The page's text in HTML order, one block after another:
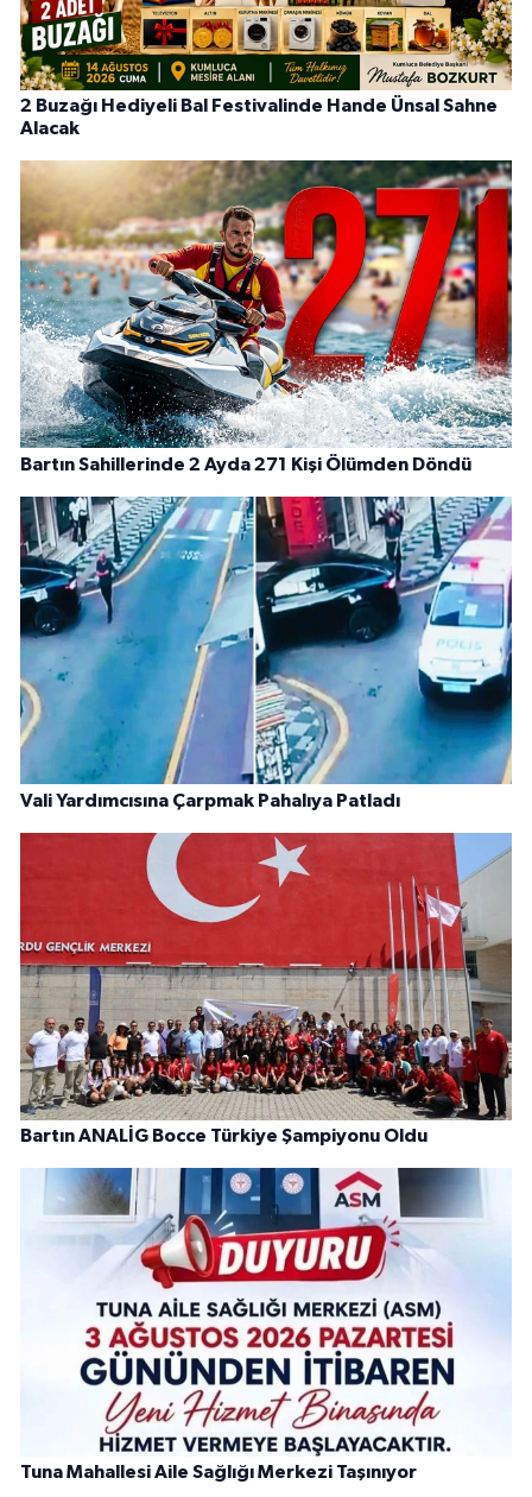
2 Buzağı Hediyeli Bal Festivalinde Hande Ünsal Sahne
Alacak
Bartın Sahillerinde 2 Ayda 271 Kişi Ölümden Döndü
Vali Yardımcısına Çarpmak Pahalıya Patladı
Bartın ANALİG Bocce Türkiye Şampiyonu Oldu
Tuna Mahallesi Aile Sağlığı Merkezi Taşınıyor